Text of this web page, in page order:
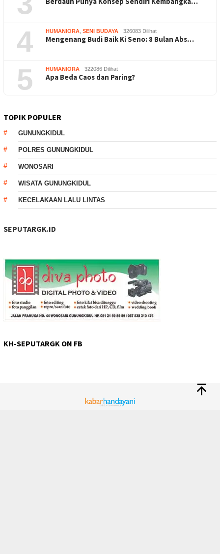
4 HUMANIORA SENI BUDAYA 326083 Dilihat
Mengenang Budi Baik Ki Seno: 8 Bulan Abs…
5 HUMANIORA 322086 Dilihat
Apa Beda Caos dan Paring?
TOPIK POPULER
GUNUNGKIDUL
POLRES GUNUNGKIDUL
WONOSARI
WISATA GUNUNGKIDUL
KECELAKAAN LALU LINTAS
SEPUTARGK.ID
KH-SEPUTARGK ON FB